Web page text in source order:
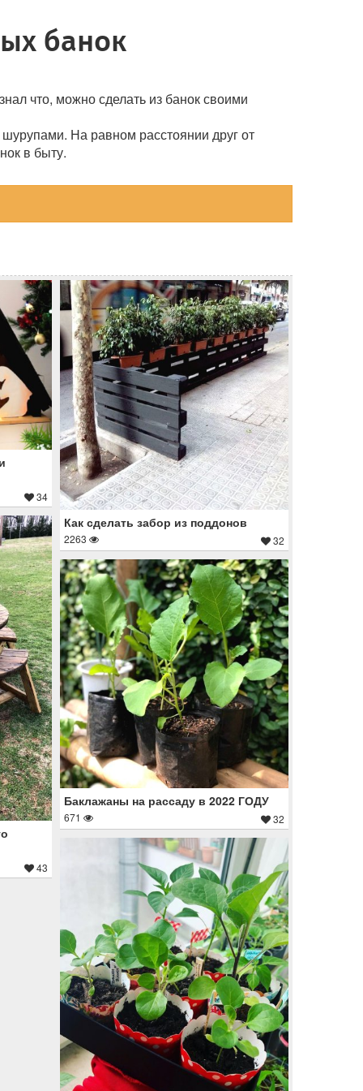
банок
что, можно сделать из банок своими
На равном расстоянии друг от
в быту.
34
Как сделать забор из поддонов
2263 32
43
Баклажаны на рассаду в 2022 ГОДУ
671 32